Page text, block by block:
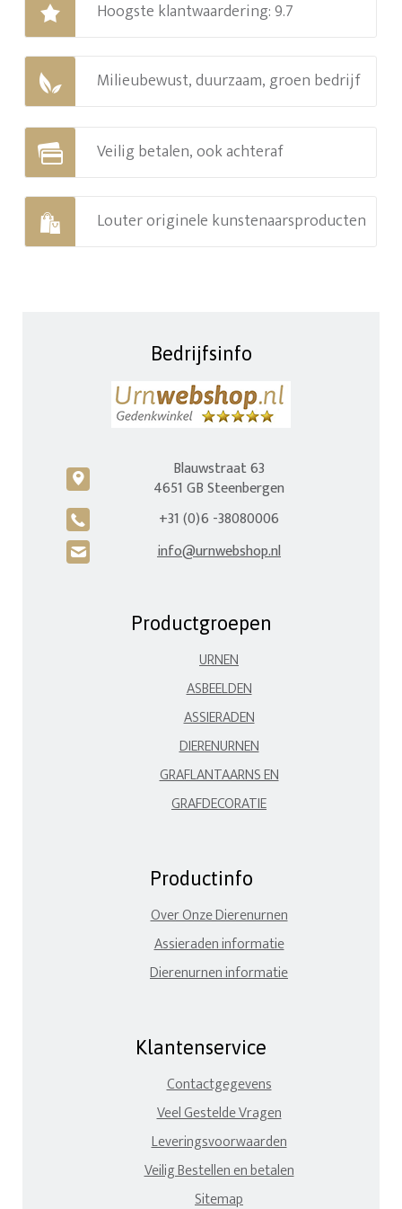
Hoogste klantwaardering: 9.7
Milieubewust, duurzaam, groen bedrijf
Veilig betalen, ook achteraf
Louter originele kunstenaarsproducten
Bedrijfsinfo
c
Blauwstraat 63
4651 GB Steenbergen
A +31 (0)6 -38080006
H info@urnwebshop.nl
Productgroepen
URNEN
ASBEELDEN
ASSIERADEN
DIERENURNEN
GRAFLANTAARNS EN
GRAFDECORATIE
Productinfo
Over Onze Dierenurnen
Assieraden informatie
Dierenurnen informatie
Klantenservice
Contactgegevens
Veel Gestelde Vragen
Leveringsvoorwaarden
Veilig Bestellen en betalen
Sitemap